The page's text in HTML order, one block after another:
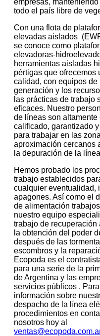
todo el país libre de
Con una flota de
elevadas aislados
se conoce como
elevadoras-
herramientas aisladas
pértigas que ofrecemos
calidad, con equipos de
generación y los
las prácticas de trabajo
eficaces. Nuestro
de líneas son altamente
calificado, garantizado
para trabajar en las
aproximación cercanos
la depuración de la
Hemos probado los
trabajo establecidos
cualquier eventualidad,
apagones. Así como el
de alimentación
nuestro equipo
trabajo de recuperación
la obtención del poder
después de las
escombros y la
Ecopoda es el
para una serie de la
de Argentina y las
servicios públicos .
información sobre
despacho de la línea
procedimientos en
nosotros hoy al